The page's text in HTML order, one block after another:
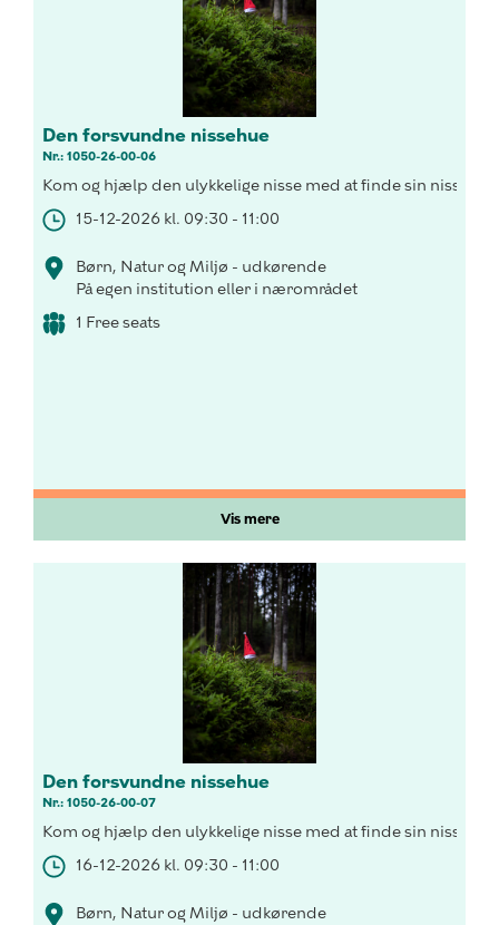
Den forsvundne nissehue
Nr.: 1050-26-00-06
Kom og hjælp den ulykkelige nisse med at finde sin nissehue
15-12-2026 kl. 09:30 - 11:00
Børn, Natur og Miljø - udkørende
På egen institution eller i nærområdet
1 Free seats
Vis mere
Den forsvundne nissehue
Nr.: 1050-26-00-07
Kom og hjælp den ulykkelige nisse med at finde sin nissehue
16-12-2026 kl. 09:30 - 11:00
Børn, Natur og Miljø - udkørende